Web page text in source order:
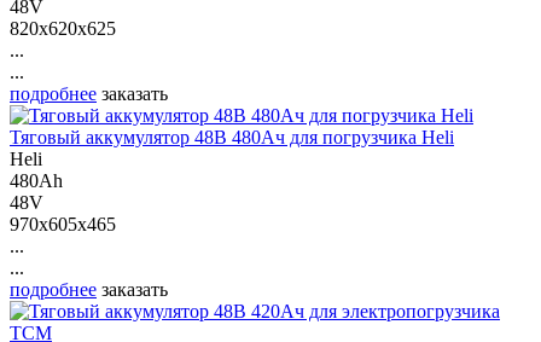
48V
820x620x625
...
...
подробнее заказать
Тяговый аккумулятор 48В 480Ач для погрузчика Heli
Heli
480Ah
48V
970x605x465
...
...
подробнее заказать